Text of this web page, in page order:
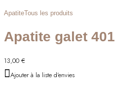
ApatiteTous les produits
Apatite galet 401
13,00 €
Ajouter à la liste d'envies